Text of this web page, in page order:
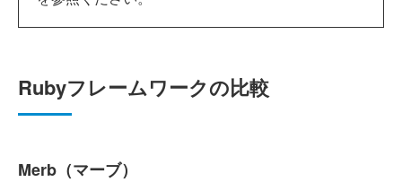
Rubyフレームワークの比較
Merb（マーブ）